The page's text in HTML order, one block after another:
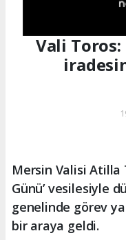
Vali
Mersin Valisi Atilla
Günü’ vesilesiyle
genelinde görev
bir araya geldi.